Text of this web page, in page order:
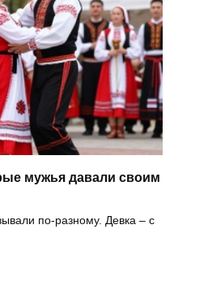
мужья давали своим
по-разному. Девка – с